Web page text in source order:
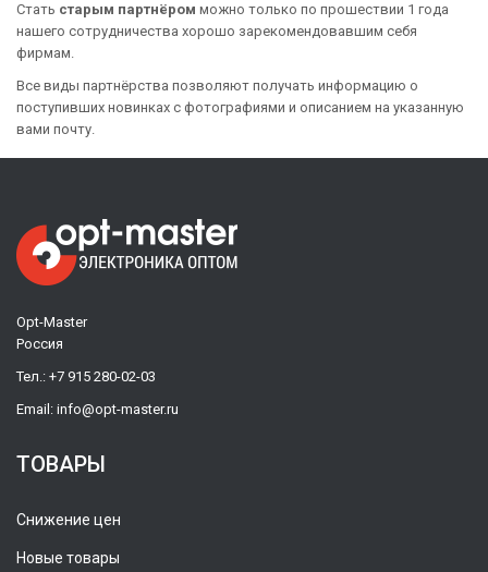
Стать старым партнёром можно только по прошествии 1 года
нашего сотрудничества хорошо зарекомендовавшим себя
фирмам.
Все виды партнёрства позволяют получать информацию о
поступивших новинках с фотографиями и описанием на указанную
вами почту.
Opt-Master
Россия
Тел.: +7 915 280-02-03
Email: info@opt-master.ru
ТОВАРЫ
Снижение цен
Новые товары